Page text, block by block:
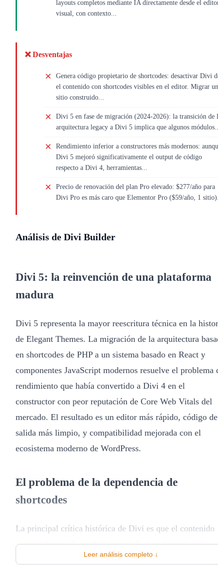
layouts completos mediante IA directamente desde el
visual, con contexto...
❌ Desventajas
Genera código propietario de shortcodes: desactivar Divi
el contenido con shortcodes visibles en el editor. Migrar un
sitio construido...
Divi 5 en fase de migración (2024-2026): la transición de
arquitectura legacy a Divi 5 implica que algunos
Rendimiento inferior a constructores más modernos:
Divi 5 mejoró significativamente el output de código
respecto a Divi 4, herramientas...
Precio de renovación del plan Pro elevado: $277/año para
Divi Pro es más caro que Elementor Pro ($59/año, 1
Análisis de Divi Builder
Divi 5: la reinvención de una plataforma
madura
Divi 5 representa la mayor reescritura técnica en la
de Elegant Themes. La migración de la arquitectura
en shortcodes de PHP a un sistema basado en React y
componentes JavaScript modernos resuelve el problema
rendimiento que había convertido a Divi 4 en el
constructor con peor reputación de Core Web Vitals del
mercado. El resultado es un editor más rápido, código de
salida más limpio, y compatibilidad mejorada con el
ecosistema moderno de WordPress.
El problema de la dependencia de
shortcodes
La principal crítica histórica de Divi es que el contenido
construido con él queda "atrapado": si se desactiva el
plugin, el contenido se muestra como shortcodes
Leer análisis completo ↓